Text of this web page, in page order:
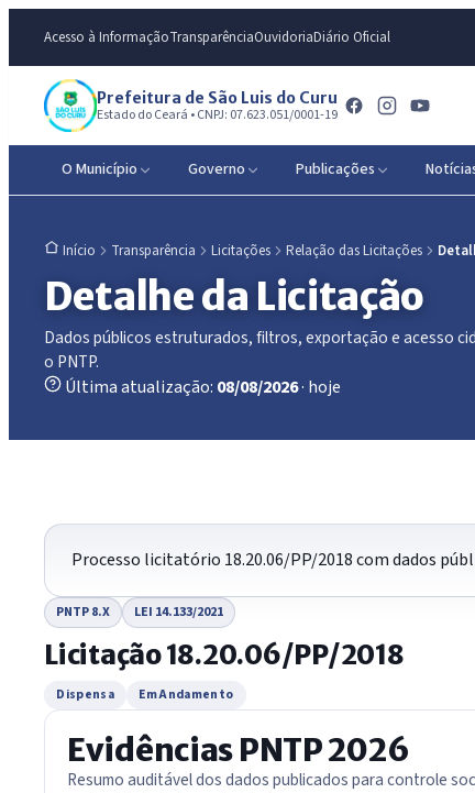
Acesso à InformaçãoTransparênciaOuvidoriaDiário Oficial
Prefeitura de São Luis do Curu
Estado do Ceará • CNPJ: 07.623.051/0001-19
O Município Governo Publicações
Início Transparência Licitações Relação das Licitações
Detalhe da Licitação
Dados públicos estruturados, filtros, exportação e acesso
o PNTP.
Última atualização: 08/08/2026· hoje
Processo licitatório 18.20.06/PP/2018 com dados
PNTP 8.X LEI 14.133/2021
Licitação 18.20.06/PP/2018
Dispensa Em Andamento
Evidências PNTP 2026
Resumo auditável dos dados publicados para controle